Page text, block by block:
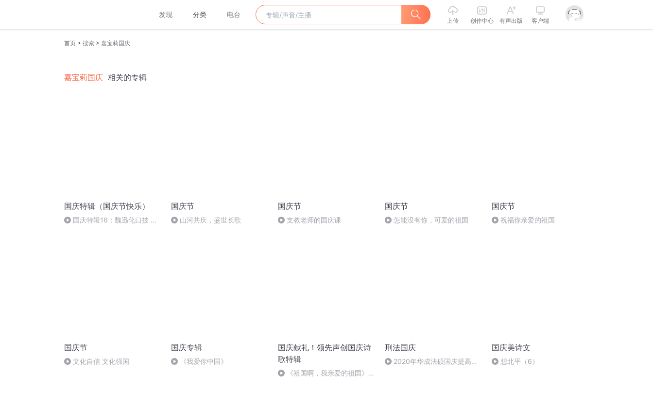
发现 分类 电台
上传 创作中心 有声出版 客户端
首页 > 搜索 > 嘉宝莉国庆
嘉宝莉国庆 相关的专辑
国庆特辑（国庆节快乐）
国庆特辑16：魏迅化口技 二
国庆节
山河共庆，盛世长歌
国庆节
支教老师的国庆课
国庆节
怎能没有你，可爱的祖国
国庆节
祝福你亲爱的祖国
国庆节
文化自信 文化强国
国庆专辑
《我爱你中国》
国庆献礼！领先声创国庆诗
歌特辑
《祖国啊，我亲爱的祖国》温
刑法国庆
2020年华成法硕国庆提高班
国庆美诗文
想北平（6）